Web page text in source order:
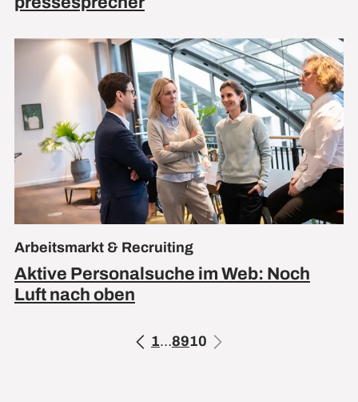
Arbeitsmarkt & Recruiting
Aktive Personalsuche im Web: Noch
Luft nach oben
1…8910